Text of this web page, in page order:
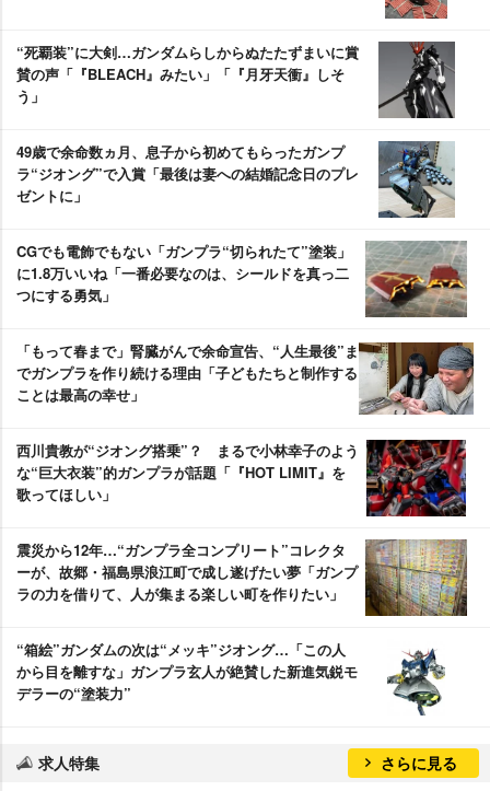
“死覇装”に大剣…ガンダムらしからぬたたずまいに賞
賛の声「『BLEACH』みたい」「『月牙天衝』しそ
う」
49歳で余命数ヵ月、息子から初めてもらったガンプ
ラ“ジオング”で入賞「最後は妻への結婚記念日のプレ
ゼントに」
CGでも電飾でもない「ガンプラ“切られたて”塗装」
に1.8万いいね「一番必要なのは、シールドを真っ二
つにする勇気」
「もって春まで」腎臓がんで余命宣告、“人生最後”ま
でガンプラを作り続ける理由「子どもたちと制作する
ことは最高の幸せ」
西川貴教が“ジオング搭乗”？ まるで小林幸子のよう
な“巨大衣装”的ガンプラが話題「『HOT LIMIT』を
歌ってほしい」
震災から12年…“ガンプラ全コンプリート”コレクタ
ーが、故郷・福島県浪江町で成し遂げたい夢「ガンプ
ラの力を借りて、人が集まる楽しい町を作りたい」
“箱絵”ガンダムの次は“メッキ”ジオング…「この人
から目を離すな」ガンプラ玄人が絶賛した新進気鋭モ
デラーの“塗装力”
求人特集 さらに見る